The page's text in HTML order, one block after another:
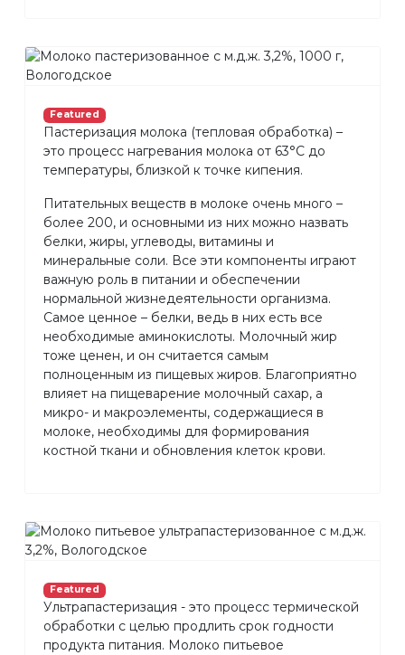
Featured
Пастеризация молока (тепловая обработка) –
это процесс нагревания молока от 63°С до
температуры, близкой к точке кипения.
Питательных веществ в молоке очень много –
более 200, и основными из них можно назвать
белки, жиры, углеводы, витамины и
минеральные соли. Все эти компоненты играют
важную роль в питании и обеспечении
нормальной жизнедеятельности организма.
Самое ценное – белки, ведь в них есть все
необходимые аминокислоты. Молочный жир
тоже ценен, и он считается самым
полноценным из пищевых жиров. Благоприятно
влияет на пищеварение молочный сахар, а
микро- и макроэлементы, содержащиеся в
молоке, необходимы для формирования
костной ткани и обновления клеток крови.
Featured
Ультрапастеризация - это процесс термической
обработки с целью продлить срок годности
продукта питания. Молоко питьевое